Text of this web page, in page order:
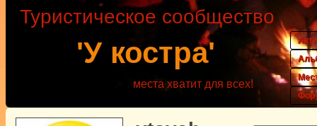
'У костра'
Туристическое сообщество
места хватит для всех!